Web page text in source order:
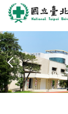
跳
到
主
要
內
容
區